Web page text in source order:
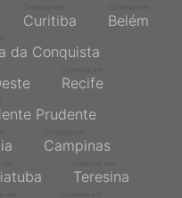
Curitiba Belém
da Conquista
Recife
Prudente
Campinas
Teresina